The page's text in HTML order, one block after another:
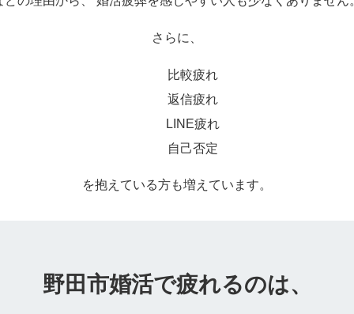
さらに、
比較疲れ
返信疲れ
LINE疲れ
自己否定
を抱えている方も増えています。
野田市婚活で疲れるのは、